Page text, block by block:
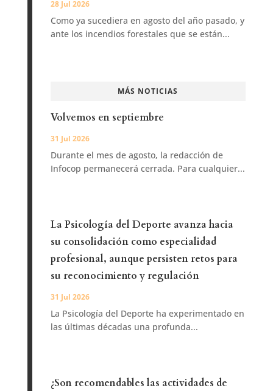
28 Jul 2026
Como ya sucediera en agosto del año pasado, y
ante los incendios forestales que se están...
MÁS NOTICIAS
Volvemos en septiembre
31 Jul 2026
Durante el mes de agosto, la redacción de
Infocop permanecerá cerrada. Para cualquier...
La Psicología del Deporte avanza hacia
su consolidación como especialidad
profesional, aunque persisten retos para
su reconocimiento y regulación
31 Jul 2026
La Psicología del Deporte ha experimentado en
las últimas décadas una profunda...
¿Son recomendables las actividades de